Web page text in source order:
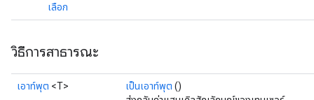
เลือก
วิธีการสาธารณะ
เอาท์พุต <T> เป็นเอาท์พุต ()